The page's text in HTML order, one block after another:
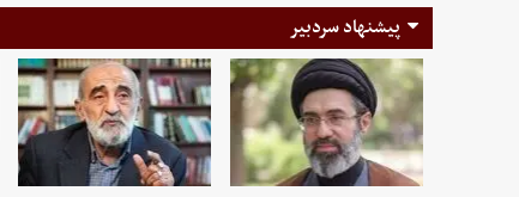
پیشنهاد سردبیر